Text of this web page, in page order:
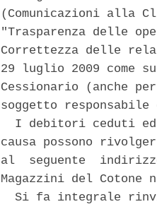
(Comunicazioni alla
"Trasparenza delle
Correttezza delle
29 luglio 2009 come
Cessionario
soggetto
I debitori ceduti
causa possono
al  seguente
Magazzini del Cotone
Si fa integrale